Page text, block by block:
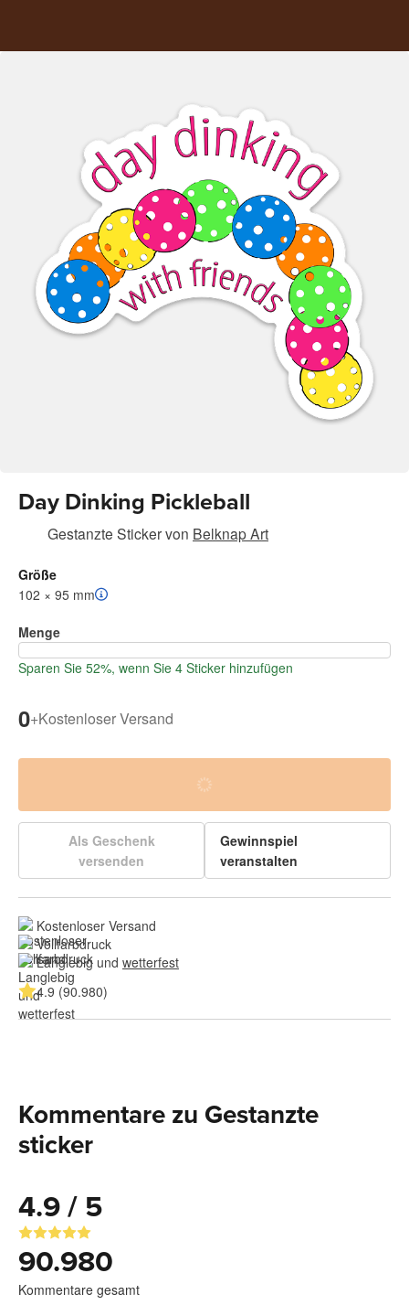
Day Dinking Pickleball
Gestanzte Stickervon Belknap Art
Größe
102 × 95 mm
Menge
Sparen Sie 52%, wenn Sie 4 Sticker hinzufügen
0+Kostenloser Versand
Als Geschenk
versenden
Gewinnspiel
veranstalten
Kostenloser Versand
Vollfarbdruck
Langlebig und wetterfest
4.9 (90.980)
Kommentare zu Gestanzte
sticker
4.9 / 5
90.980
Kommentare gesamt